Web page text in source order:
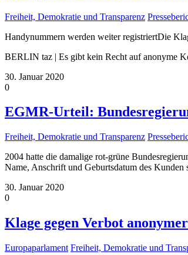
Freiheit, Demokratie und Transparenz
Handynummern werden weiter registriertDie
BERLIN taz | Es gibt kein Recht auf anonyme
30. Januar 2020
0
EGMR-Urteil:
Freiheit, Demokratie und Transparenz
2004 hatte die damalige rot-grüne
Name, Anschrift und Geburtsdatum des Kunden
30. Januar 2020
0
Klage gegen Verbot
Europaparlament Freiheit, Demokratie und